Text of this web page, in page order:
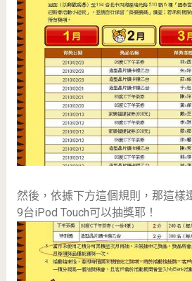
然後，依據下方這個規則，那這樣
9台iPod Touch可以抽獎耶！